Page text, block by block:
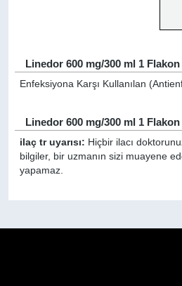
Linedor 600 mg/300 ml 1
Enfeksiyona Karşı Kullanılan
Linedor 600 mg/300 ml 1 Flakon
ilaç tr uyarısı: Hiçbir ilacı
bilgiler, bir uzmanın sizi muayene
yapamaz.